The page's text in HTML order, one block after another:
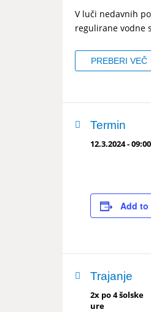
V luči nedavnih
regulirane vodne
PREBERI VEČ
Termin
12.3.2024 - 09:00
Add to
Trajanje
2x po 4 šolske
ure
Urbano
Mike
CAD